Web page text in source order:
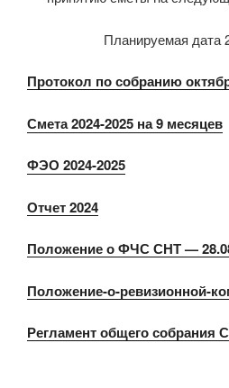
Планируемая дата
Протокол по собранию
Смета 2024-2025 на 9 месяцев
ФЭО 2024-2025
Отчет 2024
Положение о ФЧС СНТ —
Положение-о-ревизионной-
Регламент общего собрания